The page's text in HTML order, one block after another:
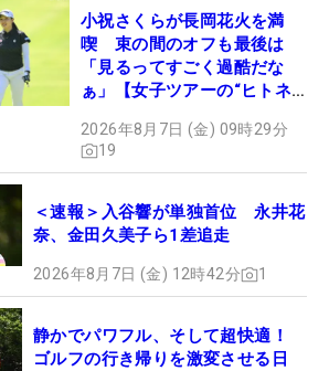
小祝さくらが長岡花火を満
喫 束の間のオフも最後は
「見るってすごく過酷だな
ぁ」【女子ツアーの“ヒトネ
2026年8月7日 (金) 09時29分
19
＜速報＞入谷響が単独首位 永井花
奈、金田久美子ら1差追走
2026年8月7日 (金) 12時42分 1
静かでパワフル、そして超快適！
ゴルフの行き帰りを激変させる日